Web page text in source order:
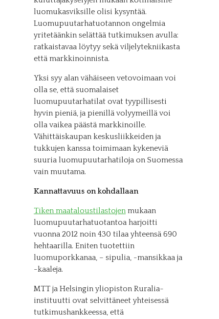
luomukasviksille olisi kysyntää.
Luomupuutarhatuotannon ongelmia
yritetäänkin selättää tutkimuksen avulla:
ratkaistavaa löytyy sekä viljelytekniikasta
että markkinoinnista.
Yksi syy alan vähäiseen vetovoimaan voi
olla se, että suomalaiset
luomupuutarhatilat ovat tyypillisesti
hyvin pieniä, ja pienillä volyymeillä voi
olla vaikea päästä markkinoille.
Vähittäiskaupan keskusliikkeiden ja
tukkujen kanssa toimimaan kykeneviä
suuria luomupuutarhatiloja on Suomessa
vain muutama.
Kannattavuus on kohdallaan
Tiken maataloustilastojenmukaan
luomupuutarhatuotantoa harjoitti
vuonna 2012 noin 430 tilaa yhteensä 690
hehtaarilla. Eniten tuotettiin
luomuporkkanaa, – sipulia, -mansikkaa ja
-kaaleja.
MTT ja Helsingin yliopiston Ruralia-
instituutti ovat selvittäneet yhteisessä
tutkimushankkeessa, että